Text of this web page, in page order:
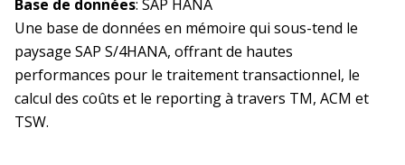
Base de données: SAP HANA
Une base de données en mémoire qui sous-tend le
paysage SAP S/4HANA, offrant de hautes
performances pour le traitement transactionnel, le
calcul des coûts et le reporting à travers TM, ACM et
TSW.